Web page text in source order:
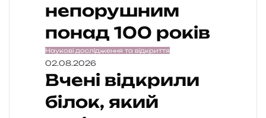
непорушним
понад 100 років
Наукові дослідження та відкриття
02.08.2026
Вчені відкрили
білок, який